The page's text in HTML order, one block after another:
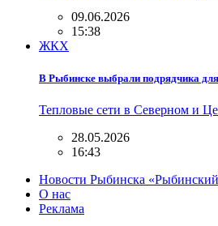
09.06.2026
15:38
ЖКХ
В Рыбинске выбрали подрядчика
Тепловые сети в Северном и
28.05.2026
16:43
Новости Рыбинска
О нас
Реклама